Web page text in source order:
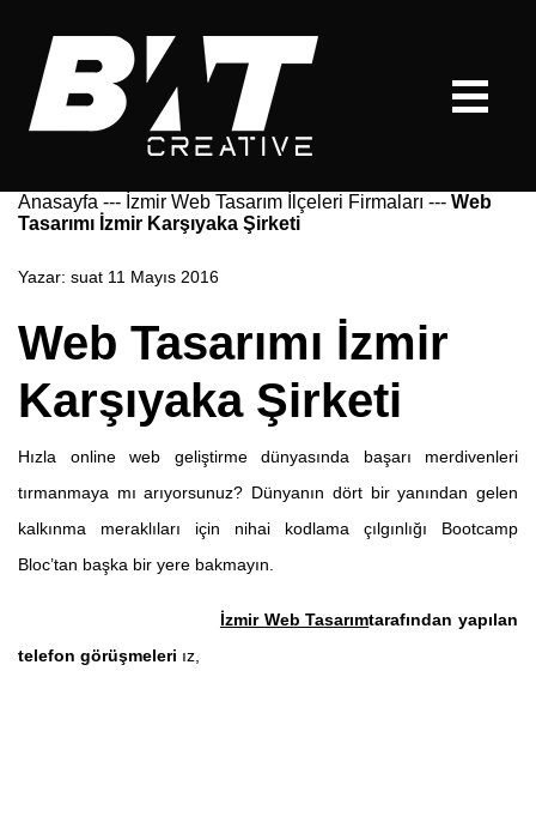
Anasayfa --- İzmir Web Tasarım İlçeleri Firmaları --- Web
Tasarımı İzmir Karşıyaka Şirketi
Yazar: suat 11 Mayıs 2016
Web Tasarımı İzmir
Karşıyaka Şirketi
Hızla online web geliştirme dünyasında başarı merdivenleri
tırmanmaya mı arıyorsunuz? Dünyanın dört bir yanından gelen
kalkınma meraklıları için nihai kodlama çılgınlığı Bootcamp
Bloc’tan başka bir yere bakmayın.
İzmir Web Tasarımtarafından yapılan
telefon görüşmeleri ız,